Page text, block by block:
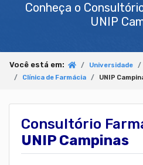
Conheça o
UNIP
Você está em: Universidade
Clínica de Farmácia
UNIP
Consultório
UNIP Campinas